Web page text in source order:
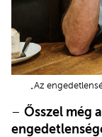
„Az
– Ősszel még